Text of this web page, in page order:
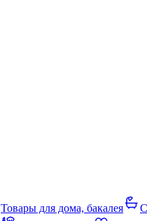
Товары для дома, бакалея